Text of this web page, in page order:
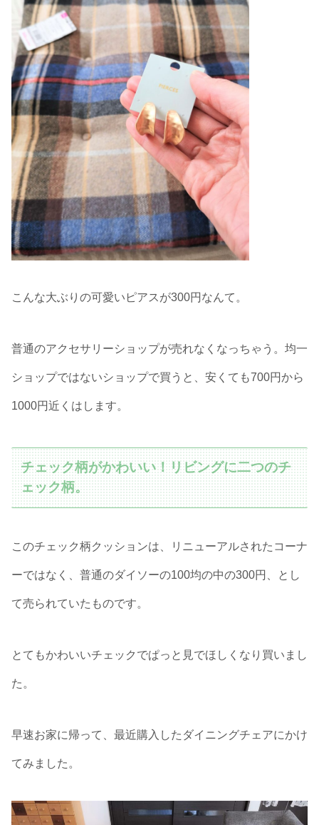
こんな大ぶりの可愛いピアスが300円なんて。
普通のアクセサリーショップが売れなくなっちゃう。均一
ショップではないショップで買うと、安くても700円から
1000円近くはします。
チェック柄がかわいい！リビングに二つのチ
ェック柄。
このチェック柄クッションは、リニューアルされたコーナ
ーではなく、普通のダイソーの100均の中の300円、とし
て売られていたものです。
とてもかわいいチェックでぱっと見でほしくなり買いまし
た。
早速お家に帰って、最近購入したダイニングチェアにかけ
てみました。